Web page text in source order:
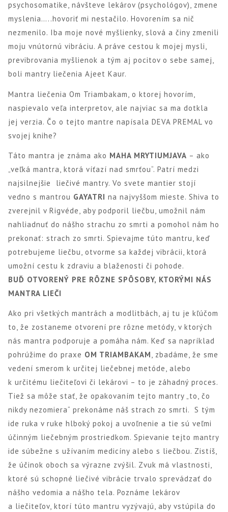
psychosomatike, návšteve lekárov (psychológov), zmene
myslenia…..hovoriť mi nestačilo. Hovorením sa nič
nezmenilo. Iba moje nové myšlienky, slová a činy zmenili
moju vnútornú vibráciu. A práve cestou k mojej mysli,
previbrovania myšlienok a tým aj pocitov o sebe samej,
boli mantry liečenia Ajeet Kaur.
Mantra liečenia Om Triambakam, o ktorej hovorím,
naspievalo veľa interpretov, ale najviac sa ma dotkla
jej verzia. Čo o tejto mantre napísala DEVA PREMAL vo
svojej knihe?
Táto mantra je známa ako MAHA MRYTIUMJAVA – ako
„veľká mantra, ktorá víťazí nad smrťou“. Patrí medzi
najsilnejšie
liečivé mantry. Vo svete mantier stojí
vedno s mantrou GAYATRI na najvyššom mieste. Shiva to
zverejnil v Rigvéde, aby podporil liečbu, umožnil nám
nahliadnuť do nášho strachu zo smrti a pomohol nám ho
prekonať: strach zo smrti. Spievajme túto mantru, keď
potrebujeme liečbu, otvorme sa každej vibrácii, ktorá
umožní cestu k zdraviu a blaženosti či pohode.
BUĎ OTVORENÝ PRE RÔZNE SPÔSOBY, KTORÝMI NÁS
MANTRA LIEČI
Ako pri všetkých mantrách a modlitbách, aj tu je kľúčom
to, že zostaneme otvorení pre rôzne metódy, v ktorých
nás mantra podporuje a pomáha nám. Keď sa napríklad
pohrúžime do praxe OM TRIAMBAKAM, zbadáme, že sme
vedení smerom k určitej liečebnej metóde, alebo
k určitému liečiteľovi či lekárovi – to je záhadný proces.
Tiež sa môže stať, že opakovaním tejto mantry „to, čo
nikdy nezomiera“ prekonáme náš strach zo smrti. S tým
ide ruka v ruke hlboký pokoj a uvoľnenie a tie sú veľmi
účinným liečebným prostriedkom. Spievanie tejto mantry
ide súbežne s užívaním medicíny alebo s liečbou. Zistíš,
že účinok oboch sa výrazne zvýšil. Zvuk má vlastnosti,
ktoré sú schopné liečivé vibrácie trvalo sprevádzať do
nášho vedomia a nášho tela. Poznáme lekárov
a liečiteľov, ktorí túto mantru vyzývajú, aby vstúpila do